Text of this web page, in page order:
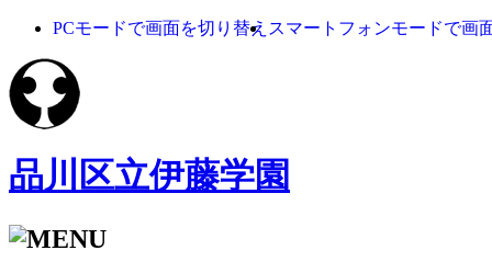
PCモードで画面を切り替え スマートフォンモードで画
品川区立伊藤学園